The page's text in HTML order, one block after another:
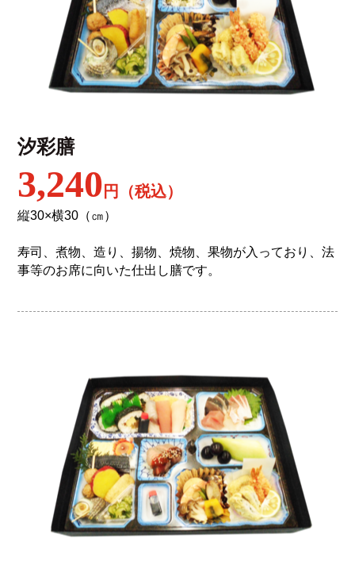
汐彩膳
3,240 円（税込）
縦30×横30（㎝）
寿司、煮物、造り、揚物、焼物、果物が入っており、法
事等のお席に向いた仕出し膳です。